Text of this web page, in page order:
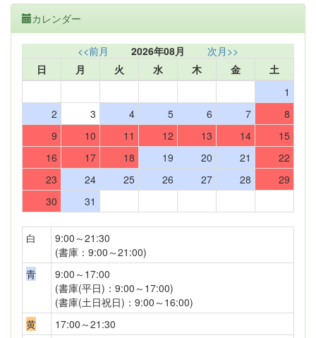
カレンダー
<<前月 2026年08月
次月>>
日
月 火 水 木 金
土
1
2
3 4 5 6 7
8
9
10 11 12 13 14
15
16
17 18 19 20 21
22
23
24 25 26 27 28
29
30
31
白
9:00～21:30
(書庫：9:00～21:00)
青
9:00～17:00
(書庫(平日)：9:00～17:00)
(書庫(土日祝日)：9:00～16:00)
黄
17:00～21:30